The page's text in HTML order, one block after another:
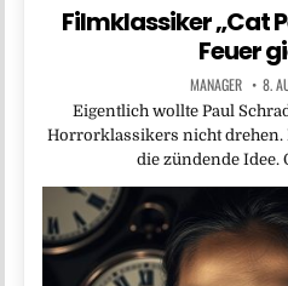
Filmklassiker „Cat
Feuer
MANAGER 8.
Eigentlich wollte Paul
Horrorklassikers nicht drehen.
die zündende Idee.